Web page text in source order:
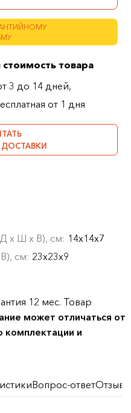
товара
3 до 14 дней,
от 1 дня
х Ш х В), см: 14х14х7
см: 23х23х9
12 мес. Товар
может отличаться от
комплектации и
Вопрос-ответОтзывы